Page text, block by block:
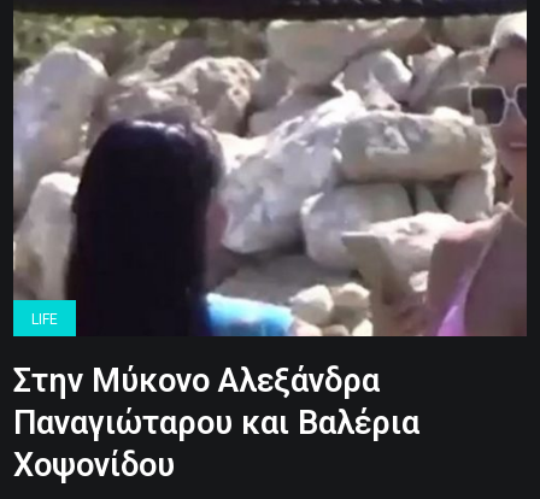
LIFE
Στην Μύκονο Αλεξάνδρα
Παναγιώταρου και Βαλέρια
Χοψονίδου